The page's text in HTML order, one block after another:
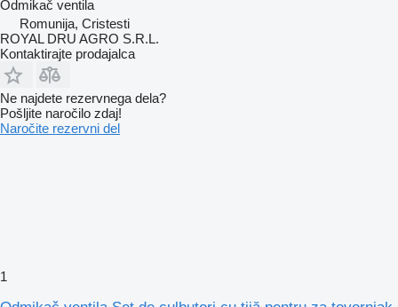
Odmikač ventila
Romunija, Cristesti
ROYAL DRU AGRO S.R.L.
Kontaktirajte prodajalca
Ne najdete rezervnega dela?
Pošljite naročilo zdaj!
Naročite rezervni del
1